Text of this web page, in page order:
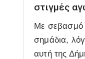
στιγμές
Με σεβασμό
σημάδια,
αυτή της